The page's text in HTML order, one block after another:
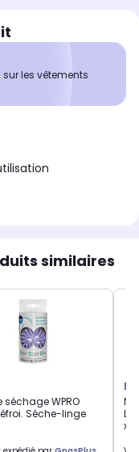
les vêtements
similaires
séchage WPRO
Séche-linge